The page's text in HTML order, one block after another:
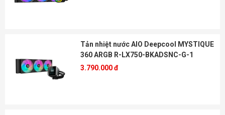
Tản nhiệt nước AIO Deepcool MYSTIQUE
360 ARGB R-LX750-BKADSNC-G-1
3.790.000 đ